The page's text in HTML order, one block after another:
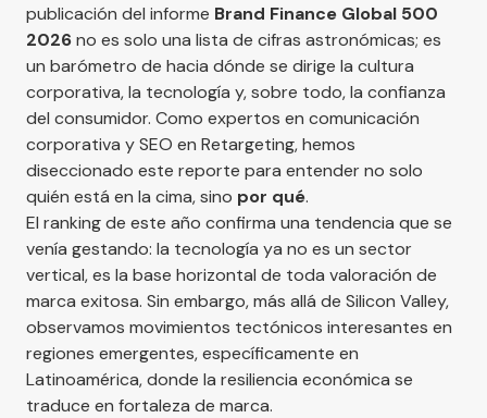
publicación del informe Brand Finance Global 500
2026no es solo una lista de cifras astronómicas; es
un barómetro de hacia dónde se dirige la cultura
corporativa, la tecnología y, sobre todo, la confianza
del consumidor. Como expertos en comunicación
corporativa y SEO en Retargeting, hemos
diseccionado este reporte para entender no solo
quién está en la cima, sino por qué.
El ranking de este año confirma una tendencia que se
venía gestando: la tecnología ya no es un sector
vertical, es la base horizontal de toda valoración de
marca exitosa. Sin embargo, más allá de Silicon Valley,
observamos movimientos tectónicos interesantes en
regiones emergentes, específicamente en
Latinoamérica, donde la resiliencia económica se
traduce en fortaleza de marca.